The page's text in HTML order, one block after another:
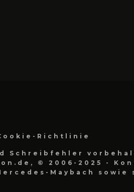
Richtlinie
Schreibfehler
© 2006-2025 -
Maybach sowie